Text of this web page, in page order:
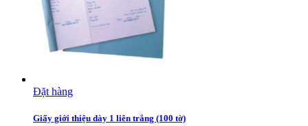
Đặt hàng
Giấy giới thiệu dày 1 liên trắng (100 tờ)